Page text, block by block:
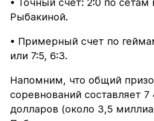
• Точный счет: 2:0 по сетам
Рыбакиной.
• Примерный счет по
или 7:5, 6:3.
Напомним, что общий
соревнований составляет 7
долларов (около 3,5